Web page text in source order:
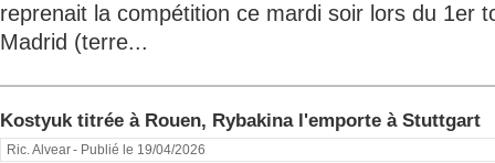
reprenait la compétition ce mardi soir lors du 1er
Madrid (terre...
Kostyuk titrée à Rouen, Rybakina l'emporte à Stuttgart
Ric. Alvear- Publié le 19/04/2026